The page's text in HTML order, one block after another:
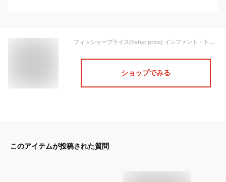
フィッシャープライス(fisher price) インファント・トドラーロッカー 3Way (ヘキサゴン) 【0か月~ 】【日本正規品】【保育士認定】【ベビーチェア】
ショップでみる
このアイテムが投稿された質問